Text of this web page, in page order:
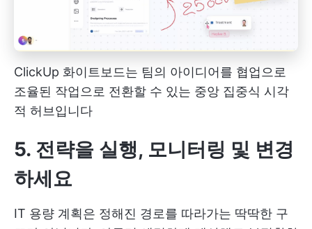
ClickUp 화이트보드는 팀의 아이디어를 협업으로
조율된 작업으로 전환할 수 있는 중앙 집중식 시각
적 허브입니다
5. 전략을 실행, 모니터링 및 변경
하세요
IT 용량 계획은 정해진 경로를 따라가는 딱딱한 구